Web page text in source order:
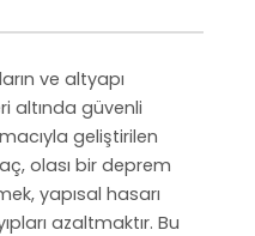
ve altyapı
altında güvenli
geliştirilen
olası bir deprem
yapısal hasarı
azaltmaktır. Bu